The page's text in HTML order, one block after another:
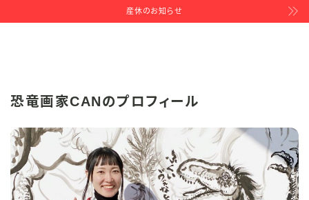
産休のお知らせ
恐竜画家CANのプロフィール